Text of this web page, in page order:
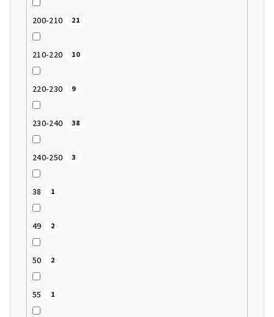
200-210 21
210-220 10
220-230 9
230-240 38
240-250 3
38 1
49 2
50 2
55 1